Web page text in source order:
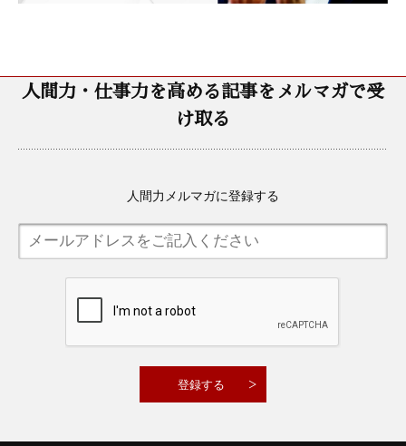
人間力・仕事力を高める記事をメルマガで受
け取る
人間力メルマガに登録する